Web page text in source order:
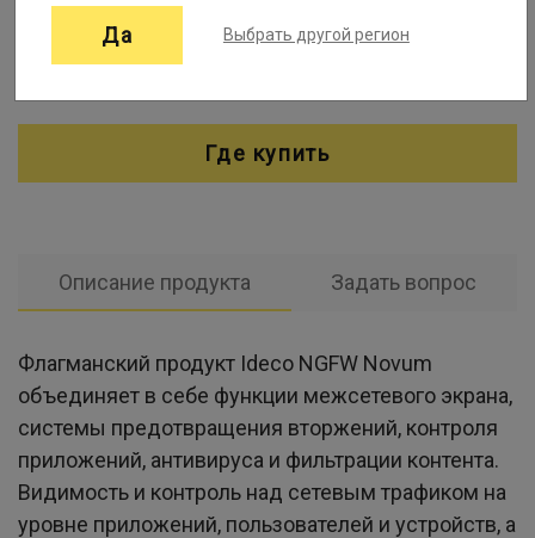
Разработчик:
Проект:1Софт
Где купить
Описание продукта Задать вопрос
Флагманский продукт Ideco NGFW Novum
объединяет в себе функции межсетевого экрана,
системы предотвращения вторжений, контроля
приложений, антивируса и фильтрации контента.
Видимость и контроль над сетевым трафиком на
уровне приложений, пользователей и устройств, а
Да Выбрать другой регион